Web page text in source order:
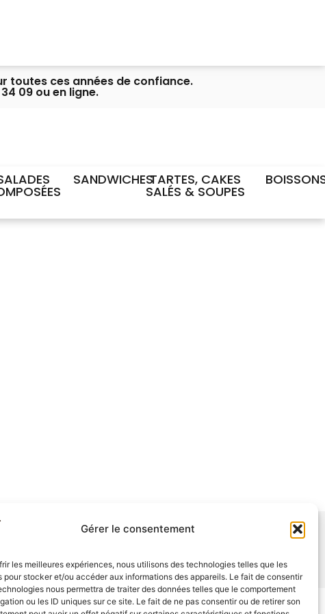
Gérer le consentement
les meilleures expériences, nous utilisons des technologies telles que les
pour stocker et/ou accéder aux informations des appareils. Le fait de consentir
nous permettra de traiter des données telles que le comportement
ou les ID uniques sur ce site. Le fait de ne pas consentir ou de retirer son
toutes ces années de confiance.
09 ou en ligne.
SANDWICHESTARTES, CAKES
SALÉS & SOUPES